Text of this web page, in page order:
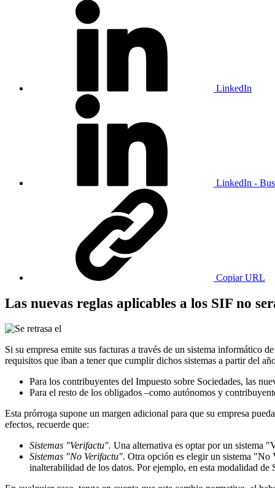
LinkedIn
LinkedIn -
Copiar URL
Las nuevas reglas aplicables a los SIF no
Si su empresa emite sus facturas a través de un sistema informático
requisitos que iban a tener que cumplir dichos sistemas a partir del
Para los contribuyentes del Impuesto sobre Sociedades, las
Para el resto de los obligados –como autónomos y
Esta prórroga supone un margen adicional para que su empresa
efectos, recuerde que:
Sistemas "Verifactu". Una alternativa es optar por un sistema
Sistemas "No Verifactu". Otra opción es elegir un sistema "No
inalterabilidad de los datos. Por ejemplo, en esta modalidad